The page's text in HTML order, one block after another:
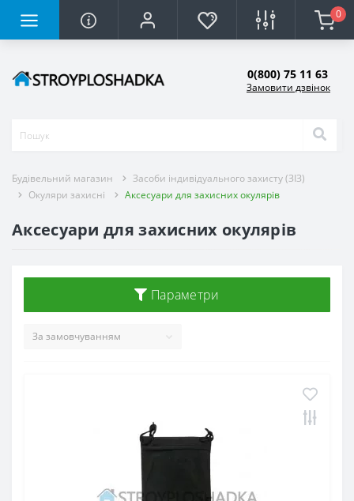
0
0(800) 75 11 63
Замовити дзвінок
Будівельний магазин
Засоби індивідуального захисту (ЗІЗ)
Окуляри захисні
Аксесуари для захисних окулярів
Аксесуари для захисних окулярів
Параметри